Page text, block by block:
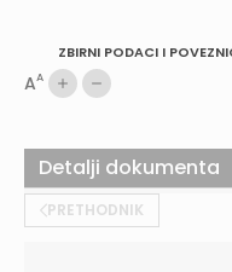
ZBIRNI PODACI I
AA
PRETHODNIK
Detalji dokumenta